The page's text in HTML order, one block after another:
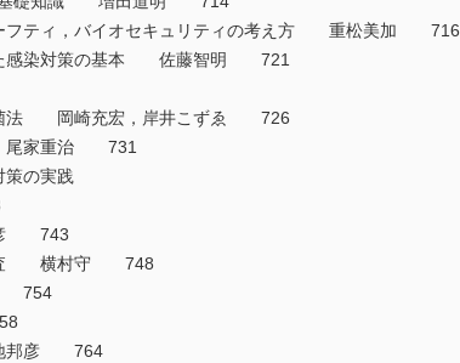
ーフティ，バイオセキュリティの考え方 重松美加 716
た感染対策の基本 佐藤智明 721
菌法 岡崎充宏，岸井こずゑ 726
尾家重治 731
策の実践
彦 743
検査 横村守 748
754
邦彦 764